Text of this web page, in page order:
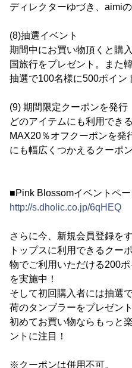
ディレクターゆづき、aimi
(8)抽選イベント
期間中にお買い物頂くと購
国旅行をプレゼント。また
抽選で100名様に500ポイン
(9) 期間限定クーポンを発行
どのアイテムにも利用でき
MAX20％オフクーポンを発
にも幅広くつかえるクーポ
■Pink Blossomイベントペー
http://s.dholic.co.jp/6qHEQ
さらに今、新規会員登録を
トップスに利用できるクー
物でご利用いただける200
を実施中！
そして初回購入者には抽選
荷のタンブラーをプレゼント
初めてお買い物ならもっと
ントに注目！
※クーポンは併用不可。